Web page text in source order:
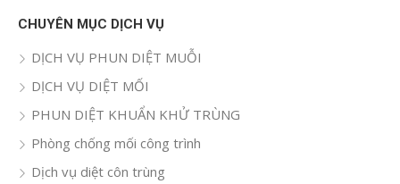
CHUYÊN MỤC DỊCH VỤ
DỊCH VỤ PHUN DIỆT MUỖI
DỊCH VỤ DIỆT MỐI
PHUN DIỆT KHUẨN KHỬ TRÙNG
Phòng chống mối công trình
Dịch vụ diệt côn trùng